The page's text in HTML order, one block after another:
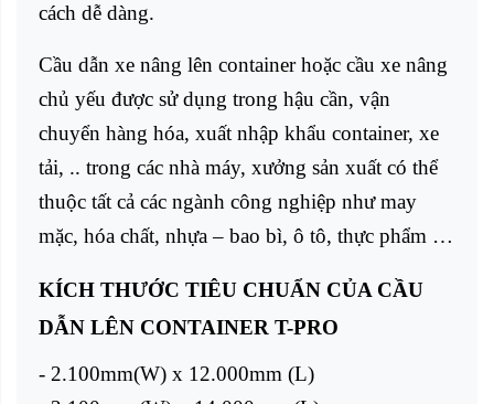
cách dễ dàng.
Cầu dẫn xe nâng lên container hoặc cầu xe nâng
chủ yếu được sử dụng trong hậu cần, vận
chuyển hàng hóa, xuất nhập khẩu container, xe
tải, .. trong các nhà máy, xưởng sản xuất có thể
thuộc tất cả các ngành công nghiệp như may
mặc, hóa chất, nhựa – bao bì, ô tô, thực phẩm …
KÍCH THƯỚC TIÊU CHUẨN CỦA CẦU
DẪN LÊN CONTAINER T-PRO
- 2.100mm(W) x 12.000mm (L)